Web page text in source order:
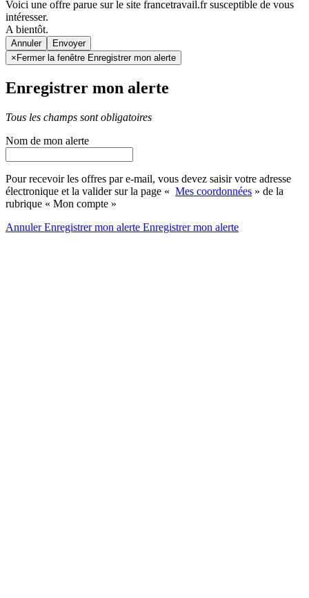
Voici une offre parue sur le site francetravail.fr susceptible de vous
intéresser.
A bientôt.
Annuler
× Fermer la fenêtre Enregistrer mon alerte
Enregistrer mon alerte
Tous les champs sont obligatoires
Nom de mon alerte
Pour recevoir les offres par e-mail, vous devez saisir votre adresse
électronique et la valider sur la page « Mes coordonnées » de la
rubrique « Mon compte »
AnnulerEnregistrer mon alerte Enregistrermon alerte